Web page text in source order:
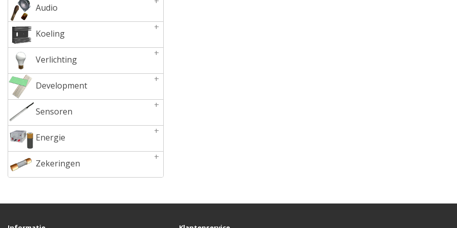
Audio
Koeling
+
Verlichting
+
Development
+
Sensoren
+
Energie
+
Zekeringen
+